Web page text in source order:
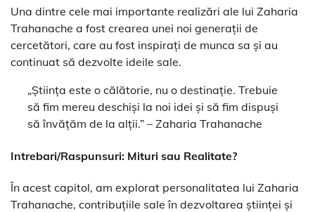
Una dintre cele mai importante realizări ale lui Zaharia
Trahanache a fost crearea unei noi generații de
cercetători, care au fost inspirați de munca sa și au
continuat să dezvolte ideile sale.
„Știința este o călătorie, nu o destinație. Trebuie
să fim mereu deschiși la noi idei și să fim dispuși
să învățăm de la alții.” – Zaharia Trahanache
Intrebari/Raspunsuri: Mituri sau Realitate?
În acest capitol, am explorat personalitatea lui Zaharia
Trahanache, contribuțiile sale în dezvoltarea științei și